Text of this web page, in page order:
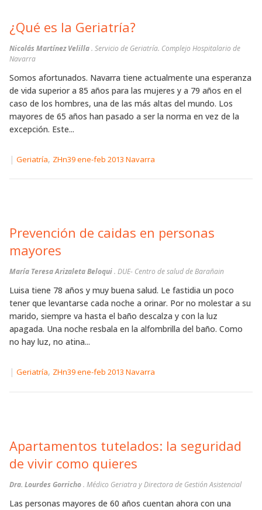
¿Qué es la Geriatría?
Nicolás Martínez Velilla. Servicio de Geriatría. Complejo Hospitalario de
Navarra
Somos afortunados. Navarra tiene actualmente una esperanza
de vida superior a 85 años para las mujeres y a 79 años en el
caso de los hombres, una de las más altas del mundo. Los
mayores de 65 años han pasado a ser la norma en vez de la
excepción. Este...
| Geriatría, ZHn39 ene-feb 2013 Navarra
Prevención de caidas en personas
mayores
María Teresa Arizaleta Beloqui. DUE- Centro de salud de Barañain
Luisa tiene 78 años y muy buena salud. Le fastidia un poco
tener que levantarse cada noche a orinar. Por no molestar a su
marido, siempre va hasta el baño descalza y con la luz
apagada. Una noche resbala en la alfombrilla del baño. Como
no hay luz, no atina...
| Geriatría, ZHn39 ene-feb 2013 Navarra
Apartamentos tutelados: la seguridad
de vivir como quieres
Dra. Lourdes Gorricho. Médico Geriatra y Directora de Gestión Asistencial
Las personas mayores de 60 años cuentan ahora con una